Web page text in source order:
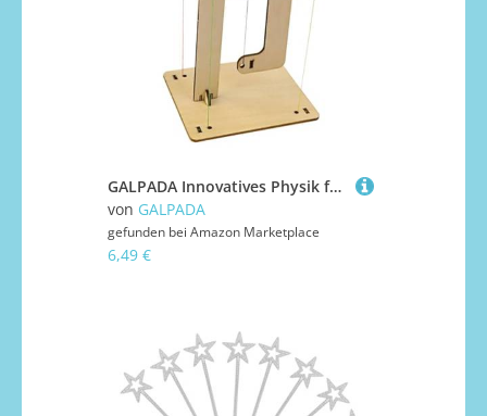
GALPADA Innovatives Physik für Erwachsene und DIY Schwebendes Gleichgewichtsmodell Pädagogisches Stem für Klassenzimmer und Schreibtisch Anschauliches Physik Experiment
von GALPADA
gefunden bei Amazon Marketplace
6,49 €